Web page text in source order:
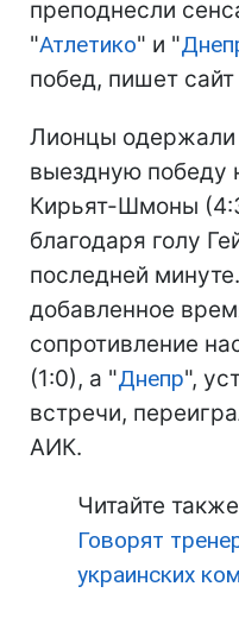
преподнесли
"Атлетико" и "
побед, пишет сайт
Лионцы
выездную победу
Кирьят-Шмоны
благодаря голу
последней
добавленное
сопротивление
(1:0), а "Днепр",
встречи,
АИК.
Читайте
Говорят
украинских